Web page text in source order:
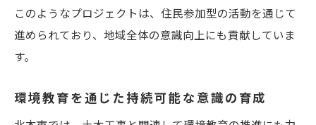
このようなプロジェクトは、住民参加型の活動を通じて
進められており、地域全体の意識向上にも貢献していま
す。
環境教育を通じた持続可能な意識の育成